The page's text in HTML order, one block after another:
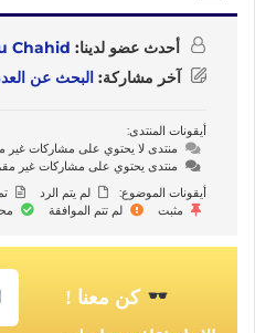
أحدث عضو لدينا: Chahid
آخر مشاركة: البحث عن
أيقونات المنتدى:
منتدى لا يحتوي على مشاركات غير
منتدى يحتوي على مشاركات غير
أيقونات الموضوع:
لم يتم الرد
مثبت
لم تتم الموافقة
كن معنا !